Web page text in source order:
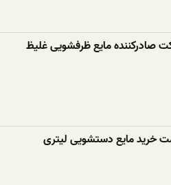
صادرکننده مایع ظرفشویی غلیظ
خرید مایع دستشویی لیتری